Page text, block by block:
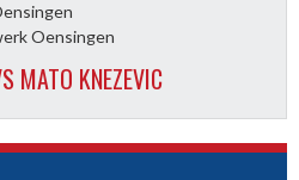
Oensingen
MATO KNEZEVIC